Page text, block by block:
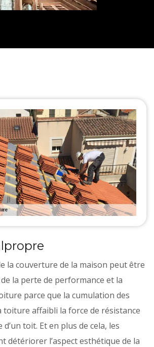
la couverture de la maison peut être
la perte de performance et la
parce que la cumulation des
toiture affaibli la force de résistance
toit. Et en plus de cela, les
détériorer l’aspect esthétique de la